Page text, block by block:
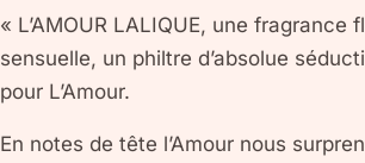
« L’AMOUR LALIQUE, une fragrance
sensuelle, un philtre d’absolue
pour L’Amour.
En notes de tête l’Amour nous